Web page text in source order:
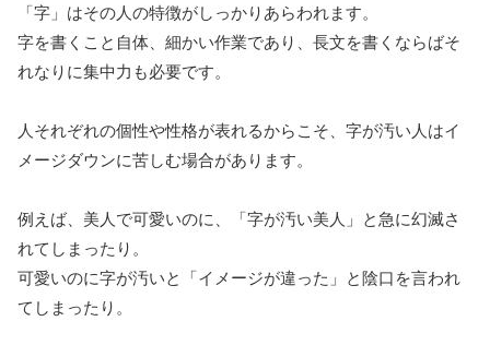
「字」はその人の特徴がしっかりあらわれます。
字を書くこと自体、細かい作業であり、長文を書くならばそ
れなりに集中力も必要です。
人それぞれの個性や性格が表れるからこそ、字が汚い人はイ
メージダウンに苦しむ場合があります。
例えば、美人で可愛いのに、「字が汚い美人」と急に幻滅さ
れてしまったり。
可愛いのに字が汚いと「イメージが違った」と陰口を言われ
てしまったり。